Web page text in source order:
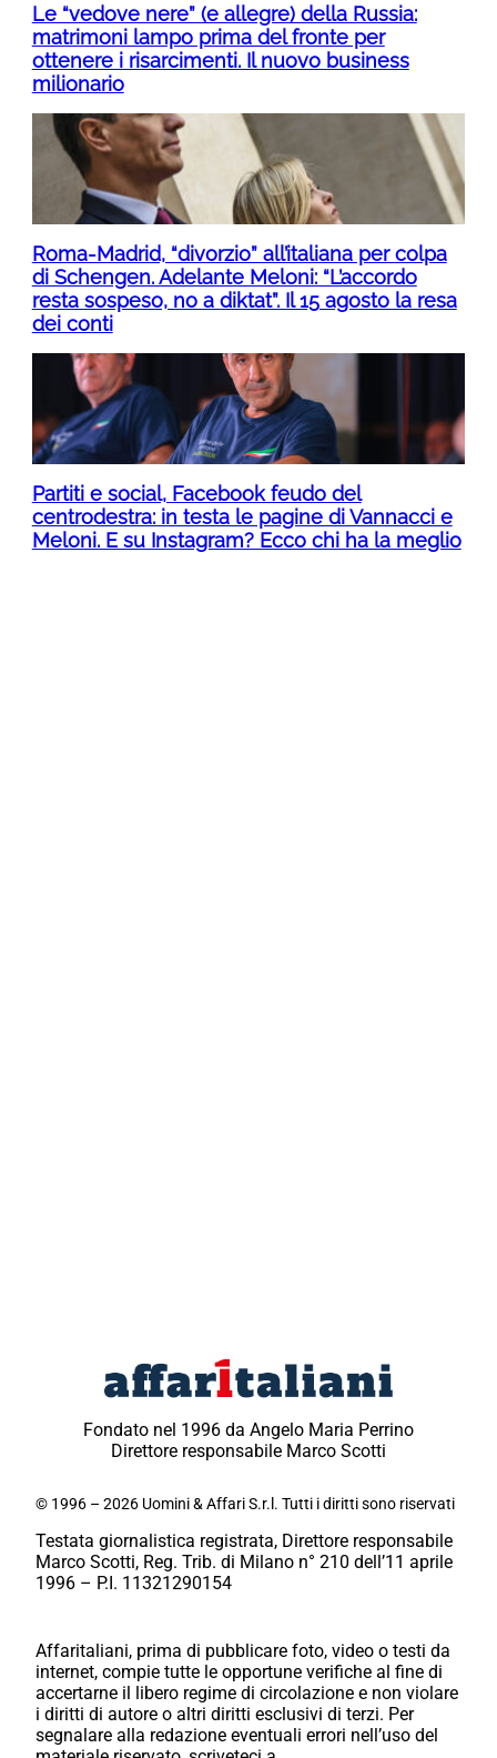
Le “vedove nere” (e allegre) della Russia:
matrimoni lampo prima del fronte per
ottenere i risarcimenti. Il nuovo business
milionario
Roma-Madrid, “divorzio” all’italiana per colpa
di Schengen. Adelante Meloni: “L’accordo
resta sospeso, no a diktat”. Il 15 agosto la resa
dei conti
Partiti e social, Facebook feudo del
centrodestra: in testa le pagine di Vannacci e
Meloni. E su Instagram? Ecco chi ha la meglio
Fondato nel 1996 da Angelo Maria Perrino
Direttore responsabile Marco Scotti
© 1996 – 2026 Uomini & Affari S.r.l. Tutti i diritti sono riservati
Testata giornalistica registrata, Direttore responsabile
Marco Scotti, Reg. Trib. di Milano n° 210 dell’11 aprile
1996 – P.I. 11321290154
Affaritaliani, prima di pubblicare foto, video o testi da
internet, compie tutte le opportune verifiche al fine di
accertarne il libero regime di circolazione e non violare
i diritti di autore o altri diritti esclusivi di terzi. Per
segnalare alla redazione eventuali errori nell’uso del